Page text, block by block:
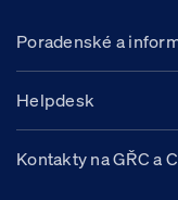
Poradenské a
Helpdesk
Kontakty na GŘC a